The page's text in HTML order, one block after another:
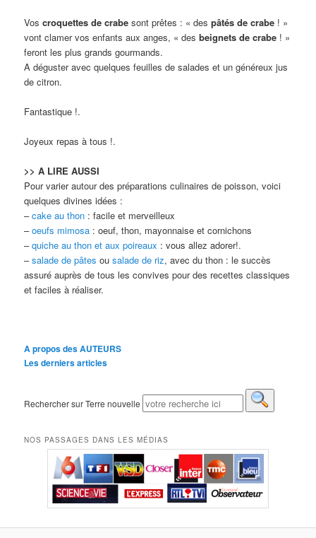
Voscroquettes de crabe sont prêtes : « despâtés de crabe ! »
vont clamer vos enfants aux anges, « desbeignets de crabe ! »
feront les plus grands gourmands.
A déguster avec quelques feuilles de salades et un généreux jus
de citron.
Fantastique !.
Joyeux repas à tous !.
>> A LIRE AUSSI
Pour varier autour des préparations culinaires de poisson, voici
quelques divines idées :
–cake au thon : facile et merveilleux
–oeufs mimosa : oeuf, thon, mayonnaise et cornichons
–quiche au thon et aux poireaux : vous allez adorer!.
–salade de pâtes ousalade de riz, avec du thon : le succès
assuré auprès de tous les convives pour des recettes classiques
et faciles à réaliser.
A propos des AUTEURS
Les derniers articles
Rechercher sur Terre nouvelle
NOS PASSAGES DANS LES MÉDIAS